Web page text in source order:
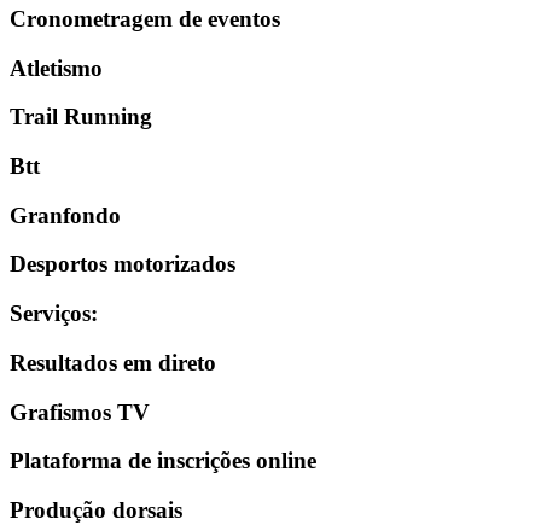
Cronometragem de eventos
Atletismo
Trail Running
Btt
Granfondo
Desportos motorizados
Serviços:
Resultados em direto
Grafismos TV
Plataforma de inscrições online
Produção dorsais